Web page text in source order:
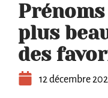
plus
des
12 décembre